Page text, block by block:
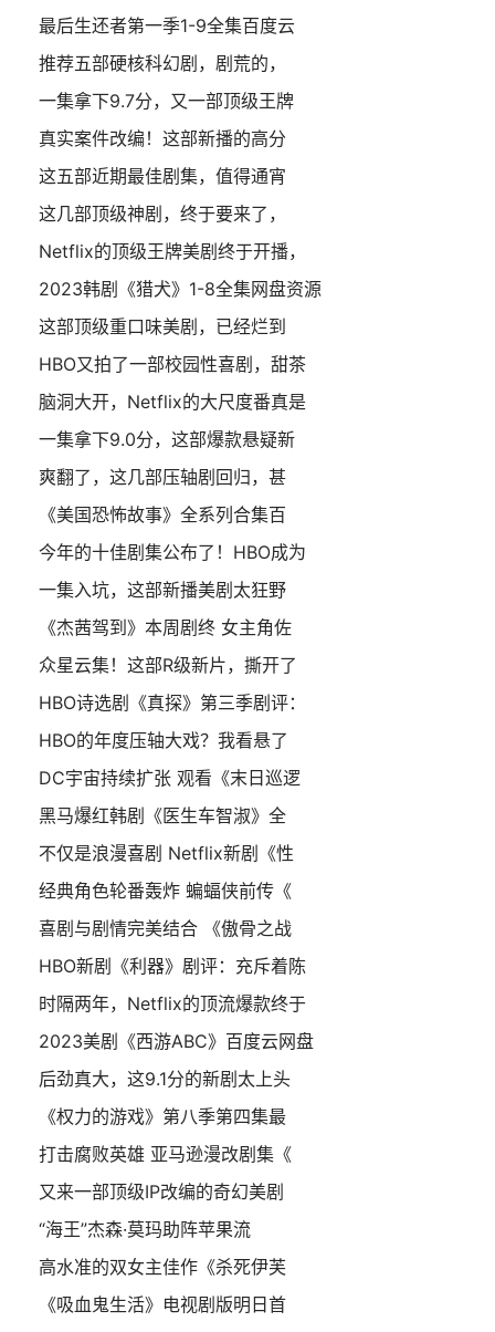
最后生还者第一季1-9全集百度云
推荐五部硬核科幻剧，剧荒的，
一集拿下9.7分，又一部顶级王牌
真实案件改编！这部新播的高分
这五部近期最佳剧集，值得通宵
这几部顶级神剧，终于要来了，
Netflix的顶级王牌美剧终于开播，
2023韩剧《猎犬》1-8全集网盘资源
这部顶级重口味美剧，已经烂到
HBO又拍了一部校园性喜剧，甜茶
脑洞大开，Netflix的大尺度番真是
一集拿下9.0分，这部爆款悬疑新
爽翻了，这几部压轴剧回归，甚
《美国恐怖故事》全系列合集百
今年的十佳剧集公布了！HBO成为
一集入坑，这部新播美剧太狂野
《杰茜驾到》本周剧终 女主角佐
众星云集！这部R级新片，撕开了
HBO诗选剧《真探》第三季剧评：
HBO的年度压轴大戏？我看悬了
DC宇宙持续扩张 观看《末日巡逻
黑马爆红韩剧《医生车智淑》全
不仅是浪漫喜剧 Netflix新剧《性
经典角色轮番轰炸 蝙蝠侠前传《
喜剧与剧情完美结合 《傲骨之战
HBO新剧《利器》剧评：充斥着陈
时隔两年，Netflix的顶流爆款终于
2023美剧《西游ABC》百度云网盘
后劲真大，这9.1分的新剧太上头
《权力的游戏》第八季第四集最
打击腐败英雄 亚马逊漫改剧集《
又来一部顶级IP改编的奇幻美剧
“海王”杰森·莫玛助阵苹果流
高水准的双女主佳作《杀死伊芙
《吸血鬼生活》电视剧版明日首